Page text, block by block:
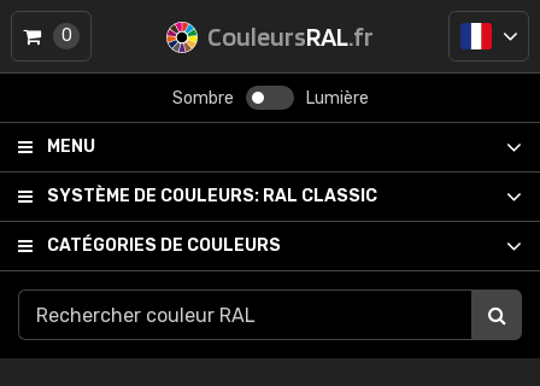
CouleursRAL.fr
Sombre Lumière
MENU
SYSTÈME DE COULEURS: RAL CLASSIC
CATÉGORIES DE COULEURS
0